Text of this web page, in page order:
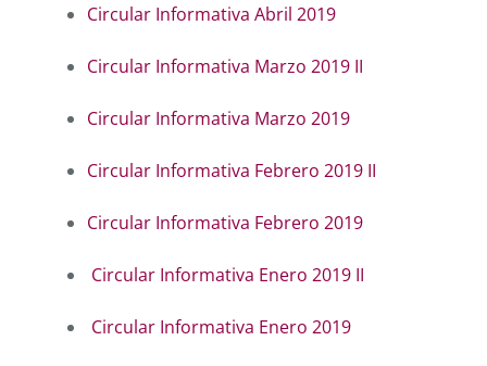
Circular Informativa Abril 2019
Circular Informativa Marzo 2019 II
Circular Informativa Marzo 2019
Circular Informativa Febrero 2019 II
Circular Informativa Febrero 2019
Circular Informativa Enero 2019 II
Circular Informativa Enero 2019